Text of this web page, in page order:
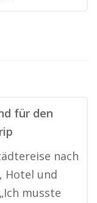
für den
nach
Hotel und
musste